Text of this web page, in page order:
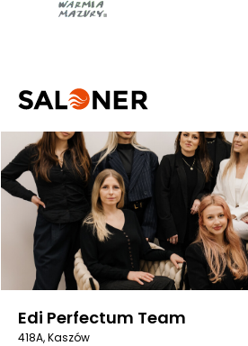
Edi Perfectum Team
418A, Kaszów